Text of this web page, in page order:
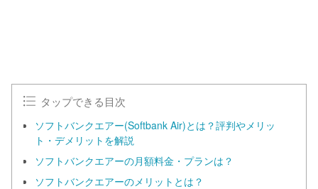
タップできる目次
ソフトバンクエアー(Softbank Air)とは？評判やメリッ
ト・デメリットを解説
ソフトバンクエアーの月額料金・プランは？
ソフトバンクエアーのメリットとは？